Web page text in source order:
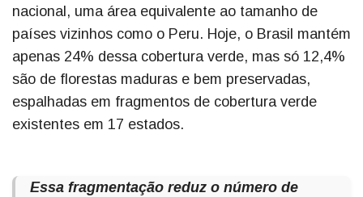
nacional, uma área equivalente ao tamanho de
países vizinhos como o Peru. Hoje, o Brasil mantém
apenas 24% dessa cobertura verde, mas só 12,4%
são de florestas maduras e bem preservadas,
espalhadas em fragmentos de cobertura verde
existentes em 17 estados.
Essa fragmentação reduz o número de